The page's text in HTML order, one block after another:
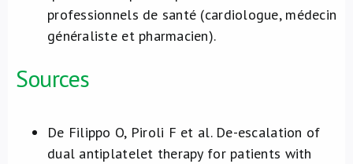
professionnels de santé (cardiologue, médecin
généraliste et pharmacien).
Sources
De Filippo O, Piroli F et al. De-escalation of
dual antiplatelet therapy for patients with